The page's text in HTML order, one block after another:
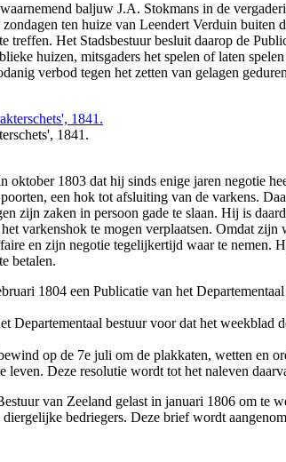
baljuw J.A. Stokmans in de
ten huize van Leendert Verduin
treffen. Het Stadsbestuur besluit daarop de
huizen, mitsgaders het spelen of laten
verbod tegen het zetten van gelagen
1841.
oktober 1803 dat hij sinds enige jaren negotie
een hok tot afsluiting van de varkens.
zijn zaken in persoon gade te slaan. Hij is
varkenshok te mogen verplaatsen. Omdat
en zijn negotie tegelijkertijd waar te nemen.
betalen.
1804 een Publicatie van het
Departementaal bestuur voor dat het weekblad
op de 7e juli om de plakkaten, wetten en
leven. Deze resolutie wordt tot het naleven
van Zeeland gelast in januari 1806 om te
bedriegers. Deze brief wordt